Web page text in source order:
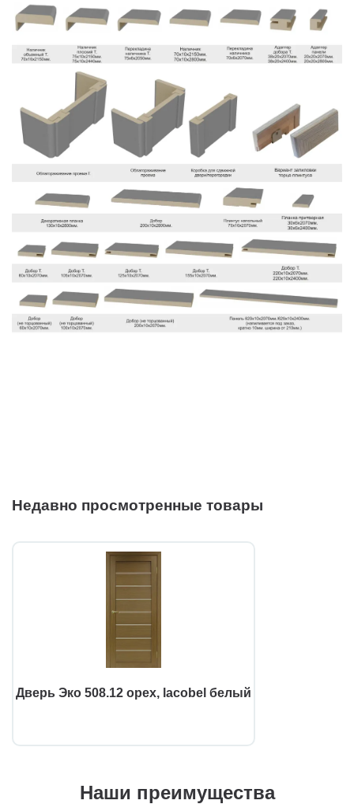
Недавно просмотренные товары
Дверь Эко 508.12 орех, lacobel белый
Наши преимущества